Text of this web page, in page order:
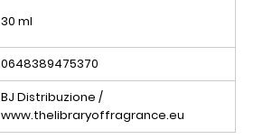
30 ml
0648389475370
BJ Distribuzione /
www.thelibraryoffragrance.eu